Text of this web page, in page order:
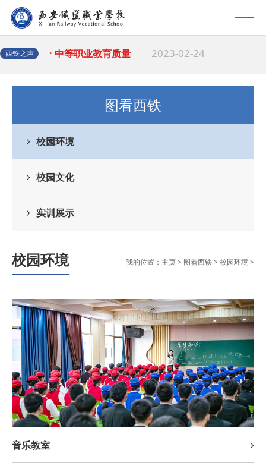
西铁之声
· 西安职业技术学院
2023-02-24
· 中等职业教育质量
2022-12-30
· 校园之星|礼仪队
文 2022-03-22
· 灞桥区教育局到我
2022-03-21
· 保持高度警惕 科
动月 2023-06-02
· 2023职业教育活
动月 2023-06-02
· 安康市教体局来西
2023-03-06
· 热烈祝贺陕西交通
2023-03-06
· 西安职业技术学院
2023-02-24
· 中等职业教育质量
· 校园之星|礼仪队
图看西铁
校园环境
校园文化
实训展示
校园环境 我的位置： 主页> 图看西铁> 校园环境>
音乐教室